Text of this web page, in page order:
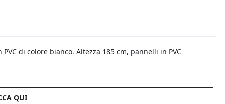
di colore bianco. Altezza 185 cm, pannelli in PVC
QUI